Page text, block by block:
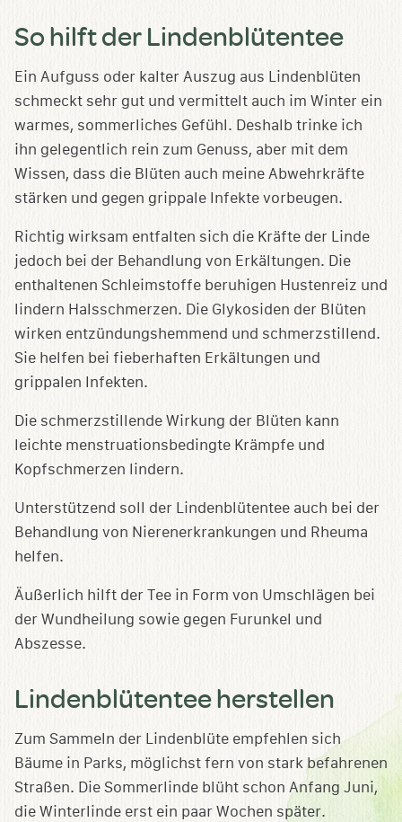
So hilft der Lindenblütentee
Ein Aufguss oder kalter Auszug aus Lindenblüten
schmeckt sehr gut und vermittelt auch im Winter ein
warmes, sommerliches Gefühl. Deshalb trinke ich
ihn gelegentlich rein zum Genuss, aber mit dem
Wissen, dass die Blüten auch meine Abwehrkräfte
stärken und gegen grippale Infekte vorbeugen.
Richtig wirksam entfalten sich die Kräfte der Linde
jedoch bei der Behandlung von Erkältungen. Die
enthaltenen Schleimstoffe beruhigen Hustenreiz und
lindern Halsschmerzen. Die Glykosiden der Blüten
wirken entzündungshemmend und schmerzstillend.
Sie helfen bei fieberhaften Erkältungen und
grippalen Infekten.
Die schmerzstillende Wirkung der Blüten kann
leichte menstruationsbedingte Krämpfe und
Kopfschmerzen lindern.
Unterstützend soll der Lindenblütentee auch bei der
Behandlung von Nierenerkrankungen und Rheuma
helfen.
Äußerlich hilft der Tee in Form von Umschlägen bei
der Wundheilung sowie gegen Furunkel und
Abszesse.
Lindenblütentee herstellen
Zum Sammeln der Lindenblüte empfehlen sich
Bäume in Parks, möglichst fern von stark befahrenen
Straßen. Die Sommerlinde blüht schon Anfang Juni,
die Winterlinde erst ein paar Wochen später.